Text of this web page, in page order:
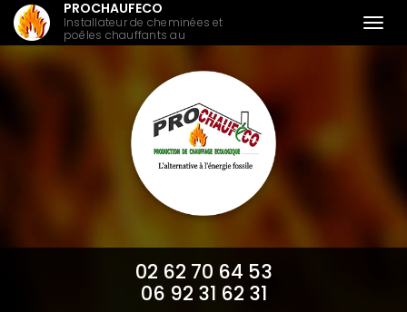
Aller
au
contenu
PROCHAUFECO
Installateur de cheminées et
poêles chauffants au
Tampon
02 62 70 64 53
06 92 31 62 31